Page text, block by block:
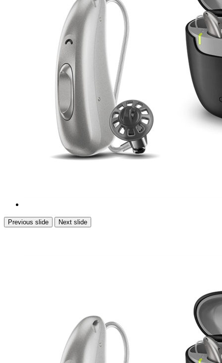
Previous slide Next slide